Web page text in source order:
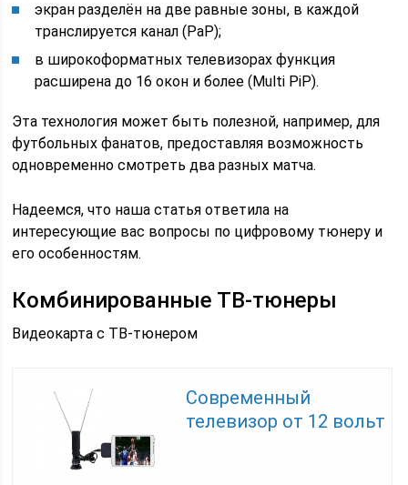
экран разделён на две равные зоны, в каждой
транслируется канал (PaP);
в широкоформатных телевизорах функция
расширена до 16 окон и более (Multi PiP).
Эта технология может быть полезной, например, для
футбольных фанатов, предоставляя возможность
одновременно смотреть два разных матча.
Надеемся, что наша статья ответила на
интересующие вас вопросы по цифровому тюнеру и
его особенностям.
Комбинированные ТВ-тюнеры
Видеокарта с ТВ-тюнером
Современный
телевизор от 12 вольт